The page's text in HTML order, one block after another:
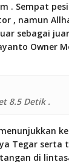
. Sempat
, namun
sebagai
Owner
8.5 Detik .
Tegar serta
di